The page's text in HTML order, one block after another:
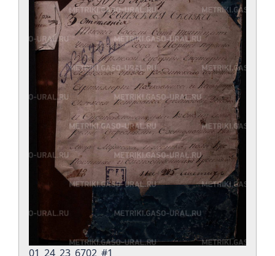
01_24_23_6702_#1